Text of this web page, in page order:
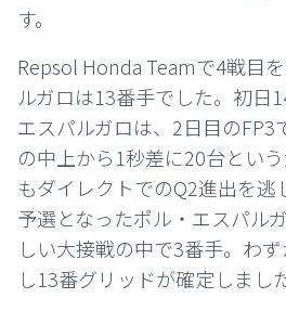
す。
Repsol Honda Teamで4戦目
ルガロは13番手でした。初日
エスパルガロは、2日目のFP3
の中上から1秒差に20台とい
もダイレクトでのQ2進出を逃
予選となったポル・エスパル
しい大接戦の中で3番手。わ
し13番グリッドが確定しました